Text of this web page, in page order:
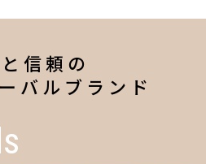
信頼の
バルブランド